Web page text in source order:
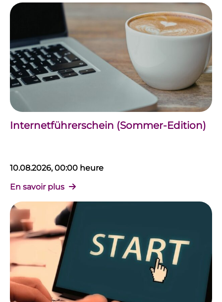
Internetführerschein (Sommer-Edition)
10.08.2026, 00:00 heure
En savoir plus